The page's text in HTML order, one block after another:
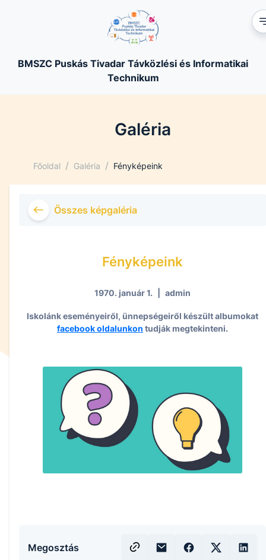
BMSZC Puskás Tivadar Távközlési és Informatikai
Technikum
Galéria
Főoldal / Galéria / Fényképeink
Összes képgaléria
Fényképeink
1970. január 1. admin
Iskolánk eseményeiről, ünnepségeiről készült albumokat
facebook oldalunkon tudják megtekinteni.
Megosztás